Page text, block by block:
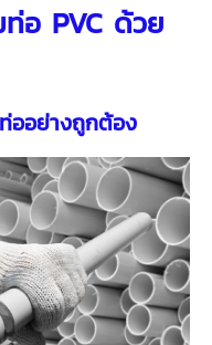
อ PVC ด้วย
ออย่างถูกต้อง